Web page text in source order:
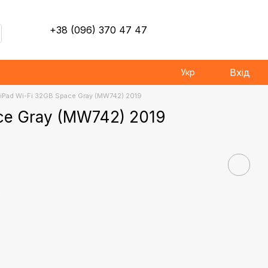
+38 (096) 370 47 47
Укр Вхід
Wi-Fi 32GB Space Gray (MW742) 2019
Gray (MW742) 2019